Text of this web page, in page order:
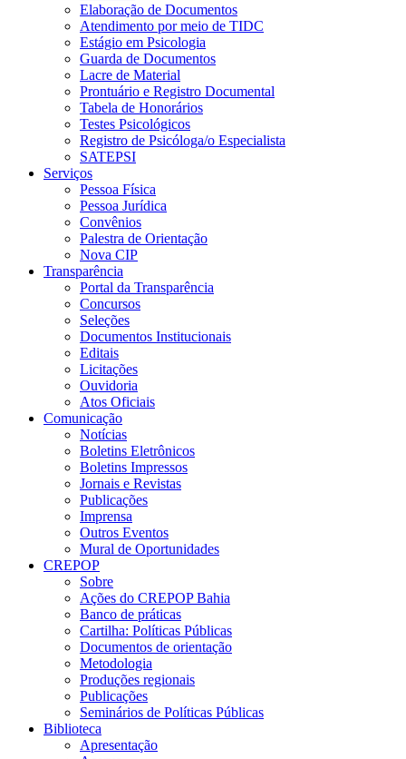
Elaboração de Documentos
Atendimento por meio de TIDC
Estágio em Psicologia
Guarda de Documentos
Lacre de Material
Prontuário e Registro Documental
Tabela de Honorários
Testes Psicológicos
Registro de Psicóloga/o Especialista
SATEPSI
Serviços
Pessoa Física
Pessoa Jurídica
Convênios
Palestra de Orientação
Nova CIP
Transparência
Portal da Transparência
Concursos
Seleções
Documentos Institucionais
Editais
Licitações
Ouvidoria
Atos Oficiais
Comunicação
Notícias
Boletins Eletrônicos
Boletins Impressos
Jornais e Revistas
Publicações
Imprensa
Outros Eventos
Mural de Oportunidades
CREPOP
Sobre
Ações do CREPOP Bahia
Banco de práticas
Cartilha: Políticas Públicas
Documentos de orientação
Metodologia
Produções regionais
Publicações
Seminários de Políticas Públicas
Biblioteca
Apresentação